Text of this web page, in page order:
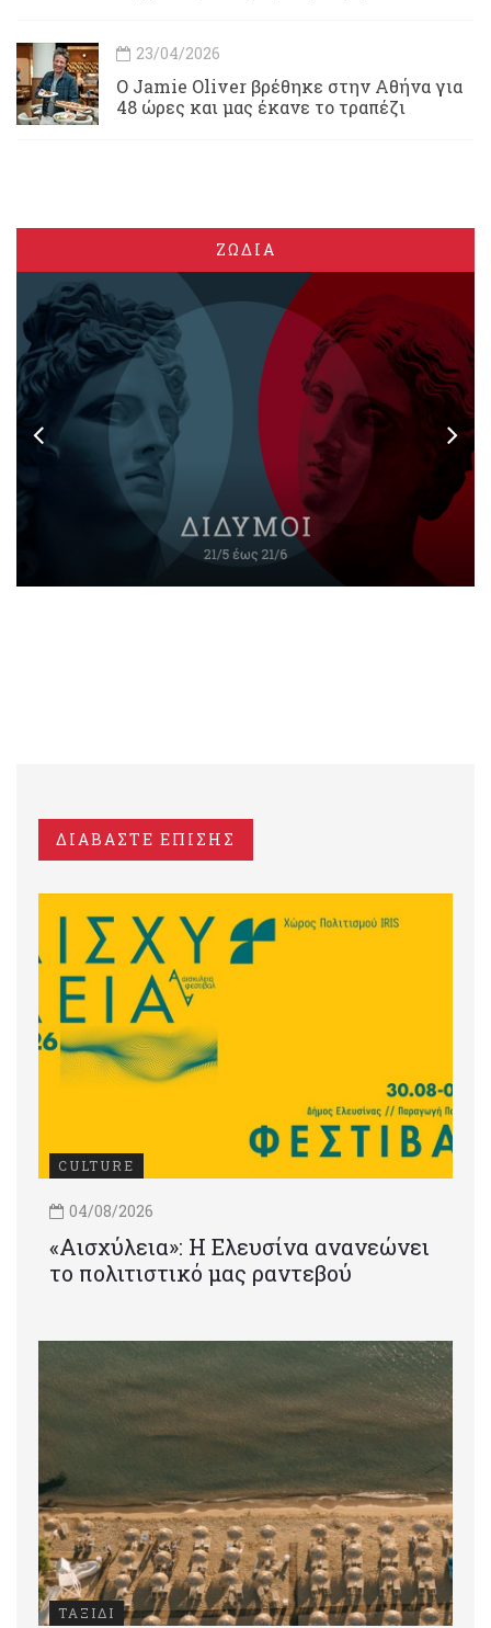
23/04/2026
Ο Jamie Oliver βρέθηκε στην Αθήνα για
48 ώρες και μας έκανε το τραπέζι
ΖΩΔΙΑ
ΔΙΑΒΑΣΤΕ ΕΠΙΣΗΣ
CULTURE
04/08/2026
«Αισχύλεια»: Η Ελευσίνα ανανεώνει
το πολιτιστικό μας ραντεβού
ΤΑΞΙΔΙ